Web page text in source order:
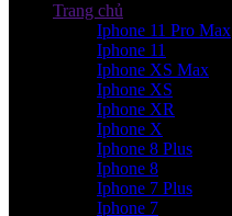
Trang chủ
Iphone 11 Pro Max
Iphone 11
Iphone XS Max
Iphone XS
Iphone XR
Iphone X
Iphone 8 Plus
Iphone 8
Iphone 7 Plus
Iphone 7